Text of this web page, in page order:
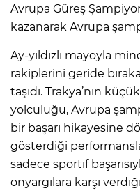
Avrupa Güreş
kazanarak Avrupa
Ay-yıldızlı mayoyla
rakiplerini geride
taşıdı. Trakya’nın
yolculuğu, Avrupa
bir başarı hikayesine
gösterdiği
sadece sportif
önyargılara karşı